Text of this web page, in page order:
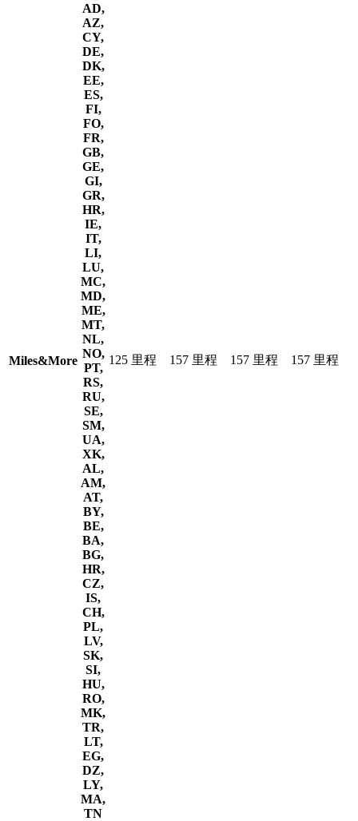
Miles&More
AD,
AZ,
CY,
DE,
DK,
EE,
ES,
FI,
FO,
FR,
GB,
GE,
GI,
GR,
HR,
IE,
IT,
LI,
LU,
MC,
MD,
ME,
MT,
NL,
NO,
PT,
RS,
RU,
SE,
SM,
UA,
XK,
AL,
AM,
AT,
BY,
BE,
BA,
BG,
HR,
CZ,
IS,
CH,
PL,
LV,
SK,
SI,
HU,
RO,
MK,
TR,
LT,
EG,
DZ,
LY,
MA,
TN
125 里程 157 里程 157 里程 157 里程